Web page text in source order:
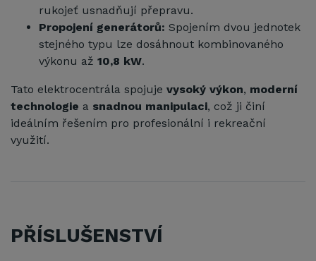
rukojeť usnadňují přepravu.
Propojení generátorů: Spojením dvou jednotek
stejného typu lze dosáhnout kombinovaného
výkonu až 10,8 kW.
Tato elektrocentrála spojuje vysoký výkon, moderní
technologie a snadnou manipulaci, což ji činí
ideálním řešením pro profesionální i rekreační
využití.
PŘÍSLUŠENSTVÍ